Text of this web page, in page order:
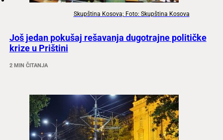
Skupština Kosova; Foto: Skupština Kosova
Još jedan pokušaj rešavanja dugotrajne političke
krize u Prištini
2 MIN ČITANJA